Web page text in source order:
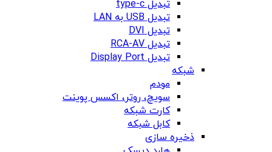
تبدیل type-c
تبدیل USB به LAN
تبدیل DVI
تبدیل RCA-AV
تبدیل Display Port
شبکه
مودم
سویچ، روتر، اکسس پوینت
کارت شبکه
کابل شبکه
ذخیره سازی